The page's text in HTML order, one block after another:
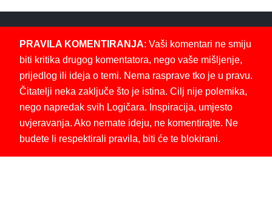
PRAVILA KOMENTIRANJA: Vaši komentari ne smiju
biti kritika drugog komentatora, nego vaše mišljenje,
prijedlog ili ideja o temi. Nema rasprave tko je u pravu.
Čitatelji neka zaključe što je istina. Cilj nije polemika,
nego napredak svih Logičara. Inspiracija, umjesto
uvjeravanja. Ako nemate ideju, ne komentirajte. Ne
budete li respektirali pravila, biti će te blokirani.